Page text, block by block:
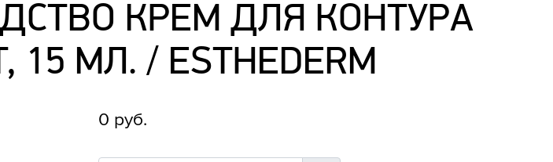
КРЕМ ДЛЯ КОНТУРА
15 МЛ. / ESTHEDERM
0 руб.